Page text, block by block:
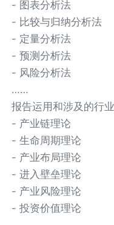
- 图表分析法
- 比较与归纳分析法
- 定量分析法
- 预测分析法
- 风险分析法
……
报告运用和涉及的行
- 产业链理论
- 生命周期理论
- 产业布局理论
- 进入壁垒理论
- 产业风险理论
- 投资价值理论